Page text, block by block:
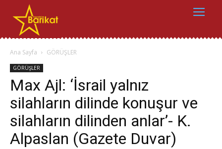
Ana Sayfa GÖRÜŞLER
GÖRÜŞLER
Max Ajl: ‘İsrail yalnız
silahların dilinde konuşur ve
silahların dilinden anlar’- K.
Alpaslan (Gazete Duvar)